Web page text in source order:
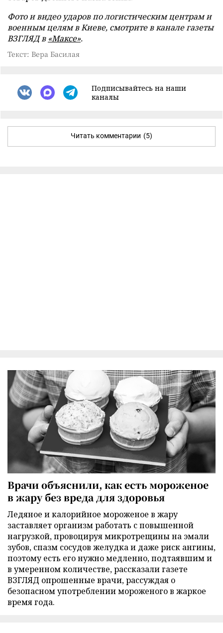
Фото и видео ударов по логистическим центрам и
военным целям в Киеве, смотрите в канале газеты
ВЗГЛЯД в «Максе».
Текст: Вера Басилая
Подписывайтесь на наши
каналы
Читать комментарии (5)
Врачи объяснили, как есть мороженое
в жару без вреда для здоровья
Ледяное и калорийное мороженое в жару
заставляет организм работать с повышенной
нагрузкой, провоцируя микротрещины на эмали
зубов, спазм сосудов желудка и даже риск ангины,
поэтому есть его нужно медленно, подтаявшим и
в умеренном количестве, рассказали газете
ВЗГЛЯД опрошенные врачи, рассуждая о
безопасном употреблении мороженого в жаркое
время года.